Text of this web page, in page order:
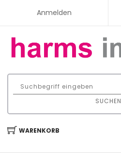
Anmelden
SUCHEN
WARENKORB